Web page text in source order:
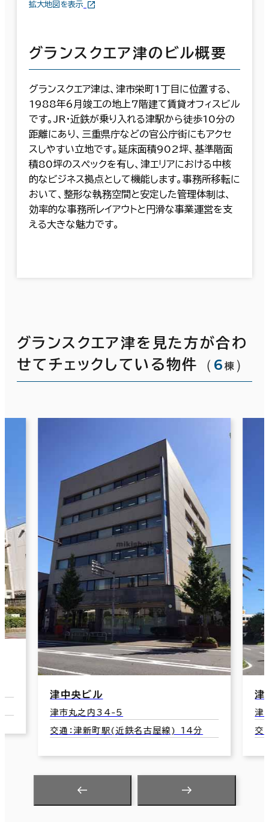
拡大地図を表示
グランスクエア津のビル概要
グランスクエア津は、津市栄町1丁目に位置する、
1988年6月竣工の地上7階建て賃貸オフィスビル
です。JR・近鉄が乗り入れる津駅から徒歩10分の
距離にあり、三重県庁などの官公庁街にもアクセ
スしやすい立地です。延床面積902坪、基準階面
積80坪のスペックを有し、津エリアにおける中核
的なビジネス拠点として機能します。事務所移転に
おいて、整形な執務空間と安定した管理体制は、
効率的な事務所レイアウトと円滑な事業運営を支
える大きな魅力です。
グランスクエア津を見た方が合わ
せてチェックしている物件
（ 6 棟 ）
鉄名古屋線) 14分 交通：津新町駅(近鉄名古屋線)